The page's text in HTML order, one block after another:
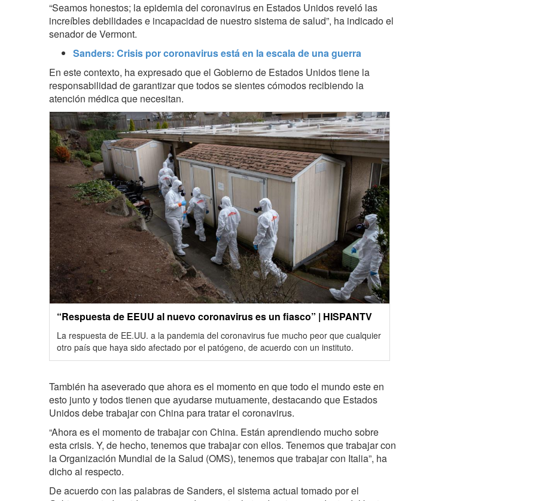
“Seamos honestos; la epidemia del coronavirus en Estados Unidos reveló las
increíbles debilidades e incapacidad de nuestro sistema de salud”, ha indicado el
senador de Vermont.
Sanders: Crisis por coronavirus está en la escala de una guerra
En este contexto, ha expresado que el Gobierno de Estados Unidos tiene la
responsabilidad de garantizar que todos se sientes cómodos recibiendo la
atención médica que necesitan.
“Respuesta de EEUU al nuevo coronavirus es un fiasco” | HISPANTV
La respuesta de EE.UU. a la pandemia del coronavirus fue mucho peor que cualquier
otro país que haya sido afectado por el patógeno, de acuerdo con un instituto.
También ha aseverado que ahora es el momento en que todo el mundo este en
esto junto y todos tienen que ayudarse mutuamente, destacando que Estados
Unidos debe trabajar con China para tratar el coronavirus.
“Ahora es el momento de trabajar con China. Están aprendiendo mucho sobre
esta crisis. Y, de hecho, tenemos que trabajar con ellos. Tenemos que trabajar con
la Organización Mundial de la Salud (OMS), tenemos que trabajar con Italia”, ha
dicho al respecto.
De acuerdo con las palabras de Sanders, el sistema actual tomado por el